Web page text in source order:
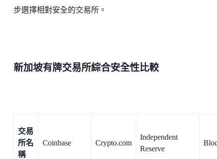
步選擇相對安全的交易所。
新加坡有牌交易所綜合安全性比較
交易
所名
稱
Coinbase Crypto.com
Independent
Reserve